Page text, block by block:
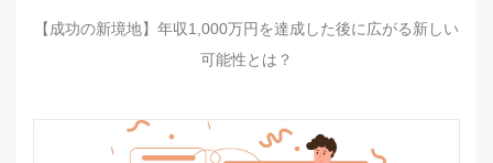
【成功の新境地】年収1,000万円を達成した後に広がる新しい
可能性とは？